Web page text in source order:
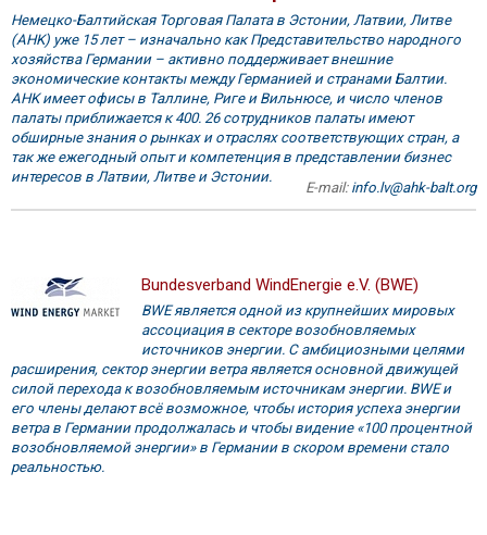
Немецко-Балтийская Торговая Палата в Эстонии, Латвии, Литве
(AHK) уже 15 лет – изначально как Представительство народного
хозяйства Германии – активно поддерживает внешние
экономические контакты между Германией и странами Балтии.
AHK имеет офисы в Таллине, Риге и Вильнюсе, и число членов
палаты приближается к 400. 26 сотрудников палаты имеют
обширные знания о рынках и отраслях соответствующих стран, а
так же ежегодный опыт и компетенция в представлении бизнес
интересов в Латвии, Литве и Эстонии.
E-mail: info.lv@ahk-balt.org
Bundesverband WindEnergie e.V. (BWE)
BWE является одной из крупнейших мировых
ассоциация в секторе возобновляемых
источников энергии. С амбициозными целями
расширения, сектор энергии ветра является основной движущей
силой перехода к возобновляемым источникам энергии. BWE и
его члены делают всё возможное, чтобы история успеха энергии
ветра в Германии продолжалась и чтобы видение «100 процентной
возобновляемой энергии» в Германии в скором времени стало
реальностью.